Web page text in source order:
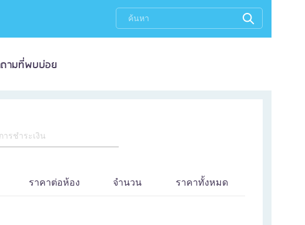
ามที่พบบ่อย
ารชำระเงิน
ราคาต่อห้อง จำนวน ราคาทั้งหมด